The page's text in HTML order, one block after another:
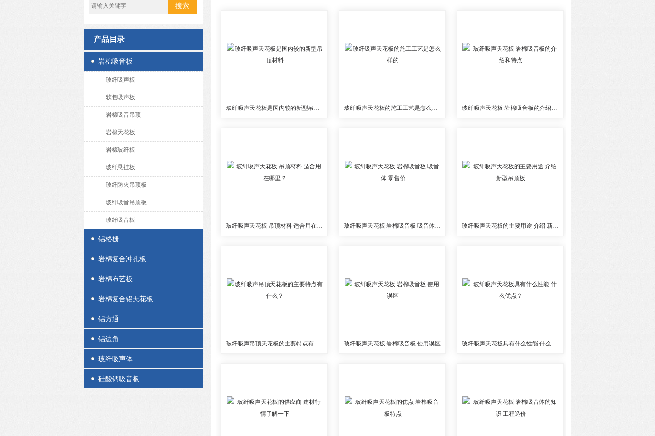
产品目录
岩棉吸音板
玻纤吸声板
软包吸声板
岩棉吸音吊顶
岩棉天花板
岩棉玻纤板
玻纤悬挂板
玻纤防火吊顶板
玻纤吸音吊顶板
玻纤吸音板
铝格栅
岩棉复合冲孔板
岩棉布艺板
岩棉复合铝天花板
铝方通
铝边角
玻纤吸声体
硅酸钙吸音板
玻纤吸声天花板是国内较的新型吊顶材料 玻纤吸声天花板的施工工艺是怎么样的 玻纤吸声天花板 岩棉吸音板的介绍和特点
玻纤吸声天花板 吊顶材料 适合用在哪里？ 玻纤吸声天花板 岩棉吸音板 吸音体 零售价 玻纤吸声天花板的主要用途 介绍 新型吊顶板
玻纤吸声吊顶天花板的主要特点有什么？ 玻纤吸声天花板 岩棉吸音板 使用误区 玻纤吸声天花板具有什么性能 什么优点？